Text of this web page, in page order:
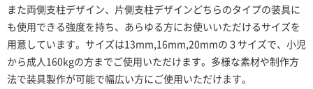
また両側支柱デザイン、片側支柱デザインどちらのタイプの装具に
も使用できる強度を持ち、あらゆる方にお使いいただけるサイズを
用意しています。サイズは13mm,16mm,20mmの３サイズで、小児
から成人160kgの方までご使用いただけます。多様な素材や制作方
法で装具製作が可能で幅広い方にご使用いただけます。